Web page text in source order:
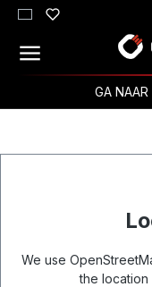
Ga naar de
GA NAAR
We use
the location